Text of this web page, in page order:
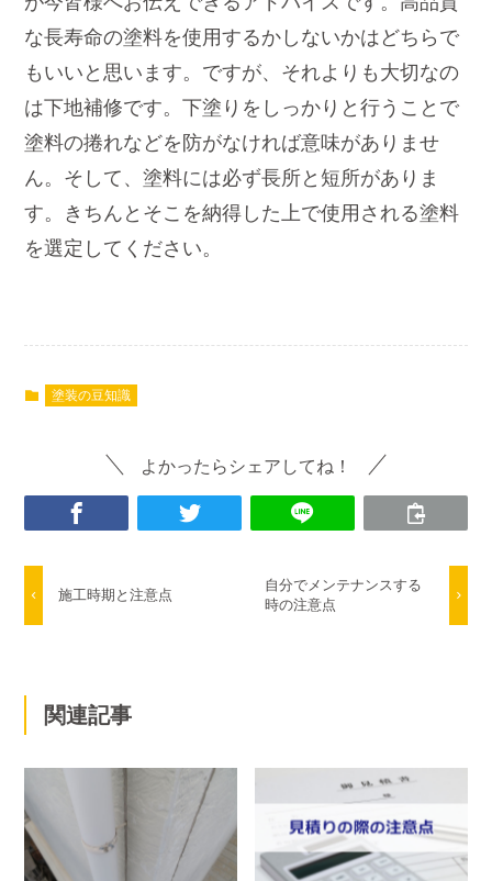
な長寿命の塗料を使用するかしないかはどちらで
もいいと思います。ですが、それよりも大切なの
は下地補修です。下塗りをしっかりと行うことで
塗料の捲れなどを防がなければ意味がありませ
ん。そして、塗料には必ず長所と短所がありま
す。きちんとそこを納得した上で使用される塗料
を選定してください。
塗装の豆知識
よかったらシェアしてね！
施工時期と注意点
自分でメンテナンスする
時の注意点
関連記事